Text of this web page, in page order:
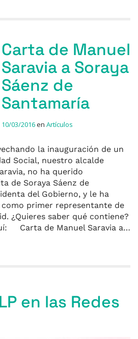
Carta de Manuel
Saravia a Soraya
Sáenz de
Santamaría
10/03/2016en Artículos
la inauguración de un
Social, nuestro alcalde
no ha querido
de Soraya Sáenz de
del Gobierno, y le ha
primer representante de
¿Quieres saber qué contiene?
Carta de Manuel Saravia a…
en las Redes